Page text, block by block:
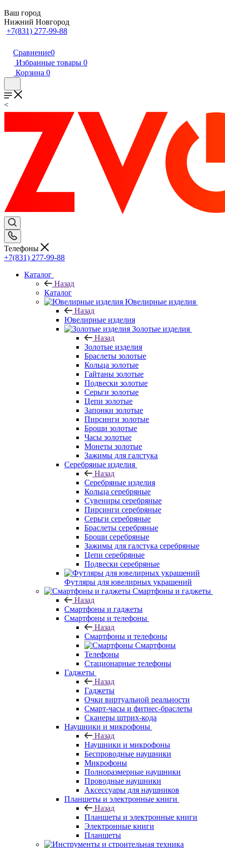
Ваш город
Нижний Новгород
+7(831) 277-99-88
Сравнение0
Избранные товары 0
Корзина 0
<
Телефоны
+7(831) 277-99-88
Каталог
Назад
Каталог
Ювелирные изделия
Назад
Ювелирные изделия
Золотые изделия
Назад
Золотые изделия
Браслеты золотые
Кольца золотые
Гайтаны золотые
Подвески золотые
Серьги золотые
Цепи золотые
Запонки золотые
Пирсинги золотые
Броши золотые
Часы золотые
Монеты золотые
Зажимы для галстука
Серебряные изделия
Назад
Серебряные изделия
Кольца серебряные
Сувениры серебряные
Пирсинги серебряные
Серьги серебряные
Браслеты серебряные
Броши серебряные
Зажимы для галстука серебряные
Цепи серебряные
Подвески серебряные
Футляры для ювелирных украшений
Смартфоны и гаджеты
Назад
Смартфоны и гаджеты
Смартфоны и телефоны
Назад
Смартфоны и телефоны
Смартфоны
Телефоны
Стационарные телефоны
Гаджеты
Назад
Гаджеты
Очки виртуальной реальности
Смарт-часы и фитнес-браслеты
Сканеры штрих-кода
Наушники и микрофоны
Назад
Наушники и микрофоны
Беспроводные наушники
Микрофоны
Полноразмерные наушники
Проводные наушники
Аксессуары для наушников
Планшеты и электронные книги
Назад
Планшеты и электронные книги
Электронные книги
Планшеты